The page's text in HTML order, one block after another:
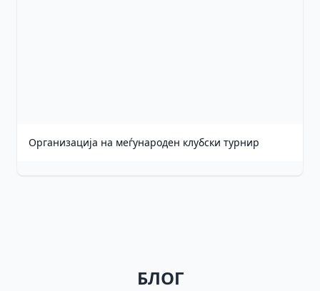
Организација на меѓународен клубски турнир
БЛОГ